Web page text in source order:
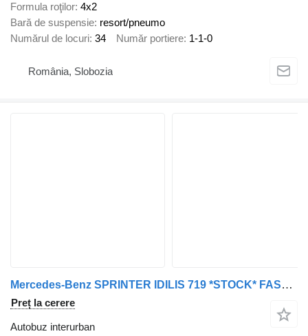
Formula roţilor 4x2
Bară de suspensie resort/pneumo
Numărul de locuri 34 Număr portiere 1-1-0
România, Slobozia
Mercedes-Benz SPRINTER IDILIS 719 *STOCK* FAST DELIVERY
Preț la cerere
Autobuz interurban